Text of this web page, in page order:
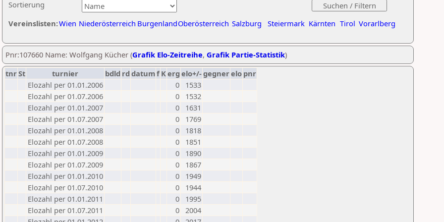
Sortierung
Vereinslisten:Wien Niederösterreich BurgenlandOberösterreich Salzburg Steiermark Kärnten Tirol Vorarlberg
Pnr:107660 Name: Wolfgang Kücher (Grafik Elo-Zeitreihe, Grafik Partie-Statistik)
tnrSt turnier bdld rd datumf Kerg elo+/-gegnerelo pnr
Elozahl per 01.01.2006
0
1533
Elozahl per 01.07.2006
0
1532
Elozahl per 01.01.2007
0
1631
Elozahl per 01.07.2007
0
1769
Elozahl per 01.01.2008
0
1818
Elozahl per 01.07.2008
0
1851
Elozahl per 01.01.2009
0
1890
Elozahl per 01.07.2009
0
1867
Elozahl per 01.01.2010
0
1949
Elozahl per 01.07.2010
0
1944
Elozahl per 01.01.2011
0
1995
Elozahl per 01.07.2011
0 2004